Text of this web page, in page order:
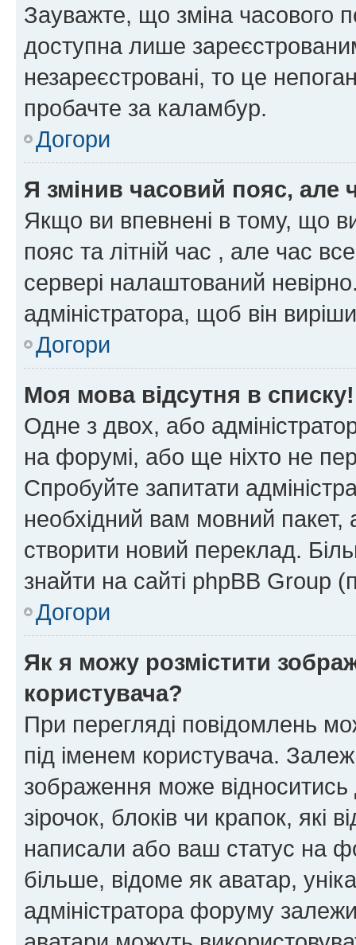
Зауважте, що зміна часового
доступна лише
незареєстровані, то це
пробачте за каламбур.
Догори
Я змінив часовий пояс, але
Якщо ви впевнені в тому, що
пояс та літній час , але час
сервері налаштований
адміністратора, щоб він
Догори
Моя мова відсутня в списку!
Одне з двох, або
на форумі, або ще ніхто не
Спробуйте запитати
необхідний вам мовний
створити новий переклад.
знайти на сайті phpBB Group
Догори
Як я можу розмістити
користувача?
При перегляді повідомлень
під іменем користувача.
зображення може відноситись
зірочок, блоків чи крапок, які
написали або ваш статус на
більше, відоме як аватар,
адміністратора форуму